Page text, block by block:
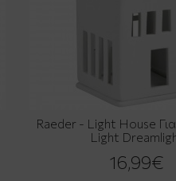
Raeder - Light House
Light
16,99€